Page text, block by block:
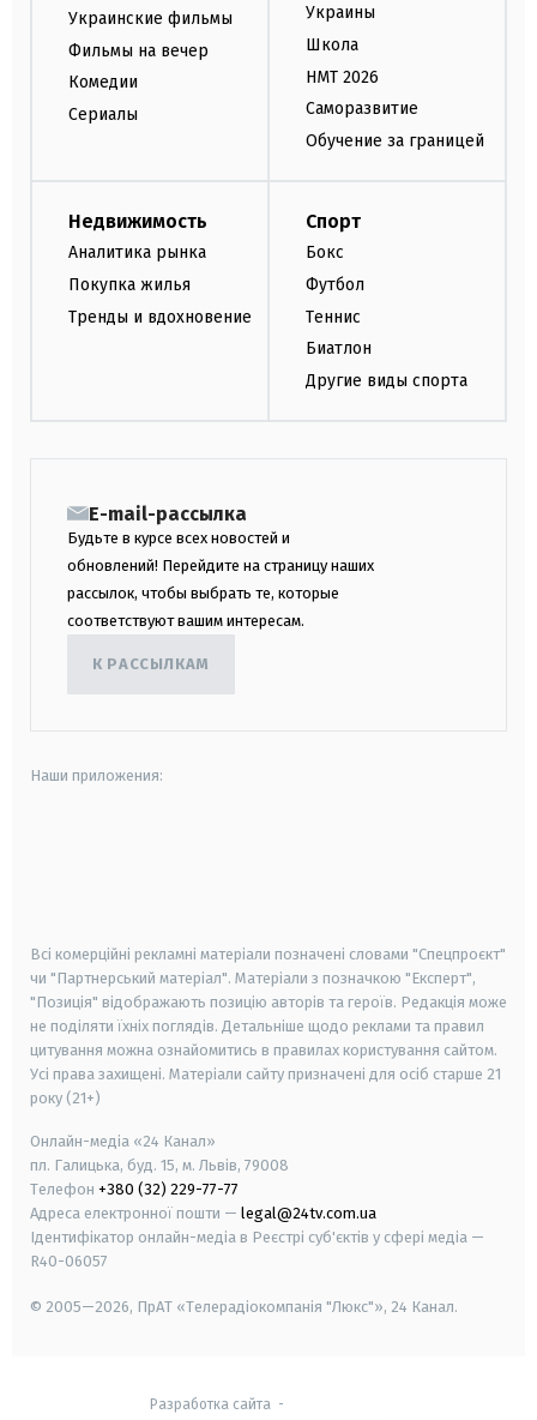
Украинские фильмы
Фильмы на вечер
Комедии
Сериалы
Украины
Школа
НМТ 2026
Саморазвитие
Обучение за границей
Недвижимость
Аналитика рынка
Покупка жилья
Тренды и вдохновение
Спорт
Бокс
Футбол
Теннис
Биатлон
Другие виды спорта
E-mail-рассылка
Будьте в курсе всех новостей и
обновлений! Перейдите на страницу наших
рассылок, чтобы выбрать те, которые
соответствуют вашим интересам.
К РАССЫЛКАМ
Наши приложения:
Всі комерційні рекламні матеріали позначені словами "Спецпроєкт"
чи "Партнерський матеріал". Матеріали з позначкою "Експерт",
"Позиція" відображають позицію авторів та героїв. Редакція може
не поділяти їхніх поглядів. Детальніше щодо реклами та правил
цитування можна ознайомитись в правилах користування сайтом.
Усі права захищені. Матеріали сайту призначені для осіб старше 21
року (21+)
Онлайн-медіа «24 Канал»
пл. Галицька, буд. 15, м. Львів, 79008
Телефон +380 (32) 229-77-77
Адреса електронної пошти — legal@24tv.com.ua
Ідентифікатор онлайн-медіа в Реєстрі суб'єктів у сфері медіа —
R40-06057
© 2005—2026, ПрАТ «Телерадіокомпанія "Люкс"», 24 Канал.
Разработка сайта -